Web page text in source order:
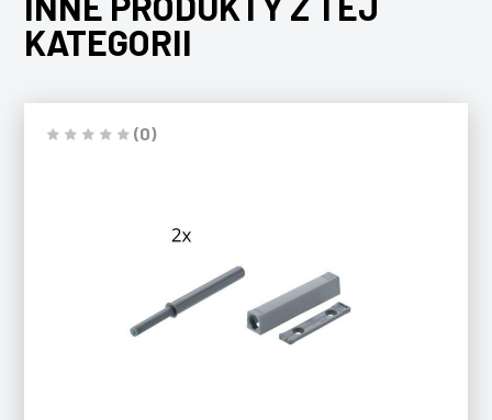
KATEGORII
(0)